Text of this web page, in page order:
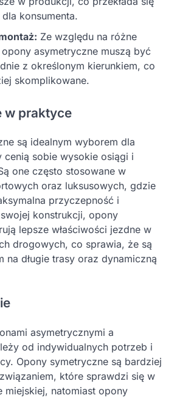
konsumenta.
Ze względu na różne
asymetryczne muszą być
z określonym kierunkiem, co
skomplikowane.
w praktyce
są idealnym wyborem dla
sobie wysokie osiągi i
one często stosowane w
oraz luksusowych, gdzie
przyczepność i
konstrukcji, opony
lepsze właściwości jezdne w
drogowych, co sprawia, że są
na długie trasy oraz dynamiczną
asymetrycznymi a
od indywidualnych potrzeb i
Opony symetryczne są bardziej
które sprawdzi się w
miejskiej, natomiast opony